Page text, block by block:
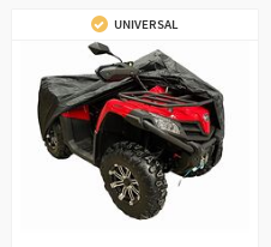
UNIVERSAL